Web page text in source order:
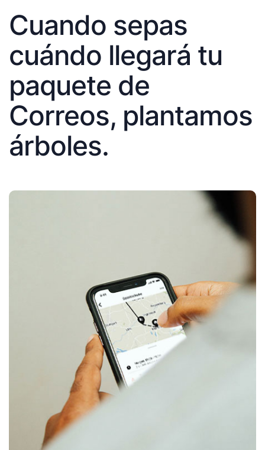
Cuando sepas
cuándo llegará tu
paquete de
Correos, plantamos
árboles.